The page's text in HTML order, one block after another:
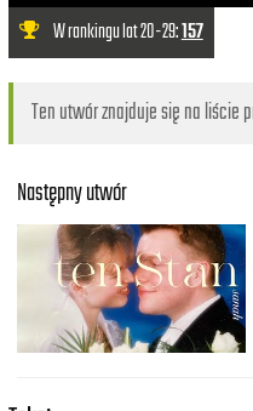
W rankingu lat 20-29:157
Ten utwór znajduje się na liście
Następny utwór